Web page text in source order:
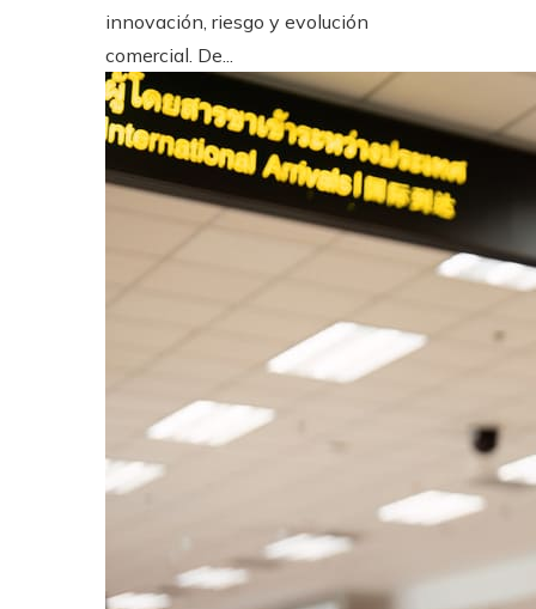
innovación, riesgo y evolución
comercial. De...